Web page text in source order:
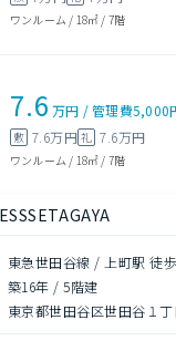
ワンルーム / 18㎡ / 7階
7.6 万円 /管理費5,000
敷 7.6万円礼 7.6万円
ワンルーム / 18㎡ / 7階
東急世田谷線 / 上町駅 徒
築16年 /5階建
東京都世田谷区世田谷１丁